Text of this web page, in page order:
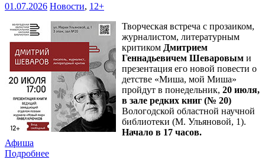
01.07.2026 Новости, 12+
Творческая встреча с прозаиком,
журналистом, литературным
критиком Дмитрием
Геннадьевичем Шеваровым и
презентация его новой повести о
детстве «Миша, мой Миша»
пройдут в понедельник, 20 июля,
в зале редких книг (№ 20)
Вологодской областной научной
библиотеки (М. Ульяновой, 1).
Начало в 17 часов.
Афиша
Подробнее